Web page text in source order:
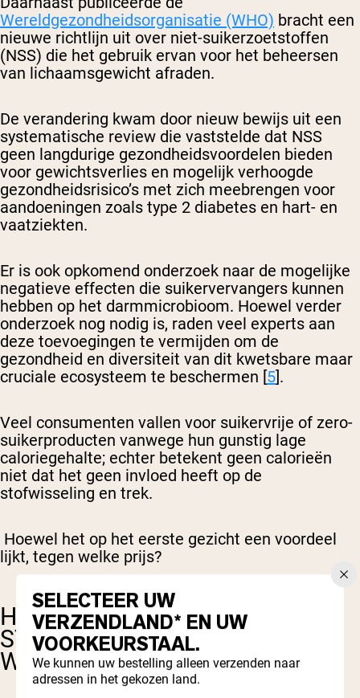
Wereldgezondheidsorganisatie (WHO) bracht een
nieuwe richtlijn uit over niet-suikerzoetstoffen
(NSS) die het gebruik ervan voor het beheersen
van lichaamsgewicht afraden.
De verandering kwam door nieuw bewijs uit een
systematische review die vaststelde dat NSS
geen langdurige gezondheidsvoordelen bieden
voor gewichtsverlies en mogelijk verhoogde
gezondheidsrisico’s met zich meebrengen voor
aandoeningen zoals type 2 diabetes en hart- en
vaatziekten.
Er is ook opkomend onderzoek naar de mogelijke
negatieve effecten die suikervervangers kunnen
hebben op het darmmicrobioom. Hoewel verder
onderzoek nog nodig is, raden veel experts aan
deze toevoegingen te vermijden om de
gezondheid en diversiteit van dit kwetsbare maar
cruciale ecosysteem te beschermen [5].
Veel consumenten vallen voor suikervrije of zero-
suikerproducten vanwege hun gunstig lage
caloriegehalte; echter betekent geen calorieën
niet dat het geen invloed heeft op de
stofwisseling en trek.
Hoewel het op het eerste gezicht een voordeel
lijkt, tegen welke prijs?
HOE CAFEÏNE DE EETLUST,
STOFWISSELING EN
WATERGEWICHT BEÏNVLOEDT
SELECTEER UW
VERZENDLAND* EN UW
VOORKEURSTAAL.
We kunnen uw bestelling alleen verzenden naar
adressen in het gekozen land.